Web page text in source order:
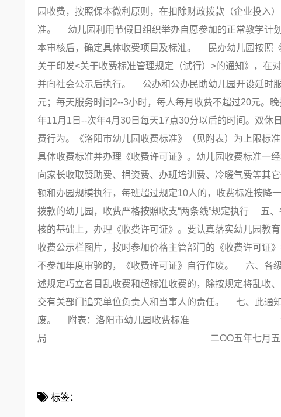
园收费，按照保本微利原则，在扣除财政拨款（企业投入
准。 幼儿园利用节假日组织举办自愿参加的正常教学计
本审核后，确定具体收费项目及标准。 民办幼儿园按照
关于印发<关于收费标准管理规定（试行）>的通知》，在
并向社会公示后执行。 公办和公办民助幼儿园开设延时
元；每天服务时间2--3小时，每人每月收费不超过20元。
年11月1日--次年4月30日每天17点30分以后的时间。双
费行为。《洛阳市幼儿园收费标准》（见附表）为上限标
具体收费标准并办理《收费许可证》。幼儿园收费标准一
向家长收取赞助费、捐资费、办班培训费、冷暖气费等其
额和办园规模执行，每班超过规定10人的，收费标准按降
拨款的幼儿园，收费严格按照收支“两条线”规定执行 五
核的基础上，办理《收费许可证》。要认真落实幼儿园教
收费公示栏图片，按时参加价格主管部门的《收费许可证
不参加年度审验的，《收费许可证》自行作废。 六、各
述规定巧立名目乱收费和超标准收费的，除按规定将乱收
交有关部门追究单位负责人和当事人的责任。 七、此通
废。 附表：洛阳市幼儿园收费标准 洛阳
局 二ОО五年七月五
标签：